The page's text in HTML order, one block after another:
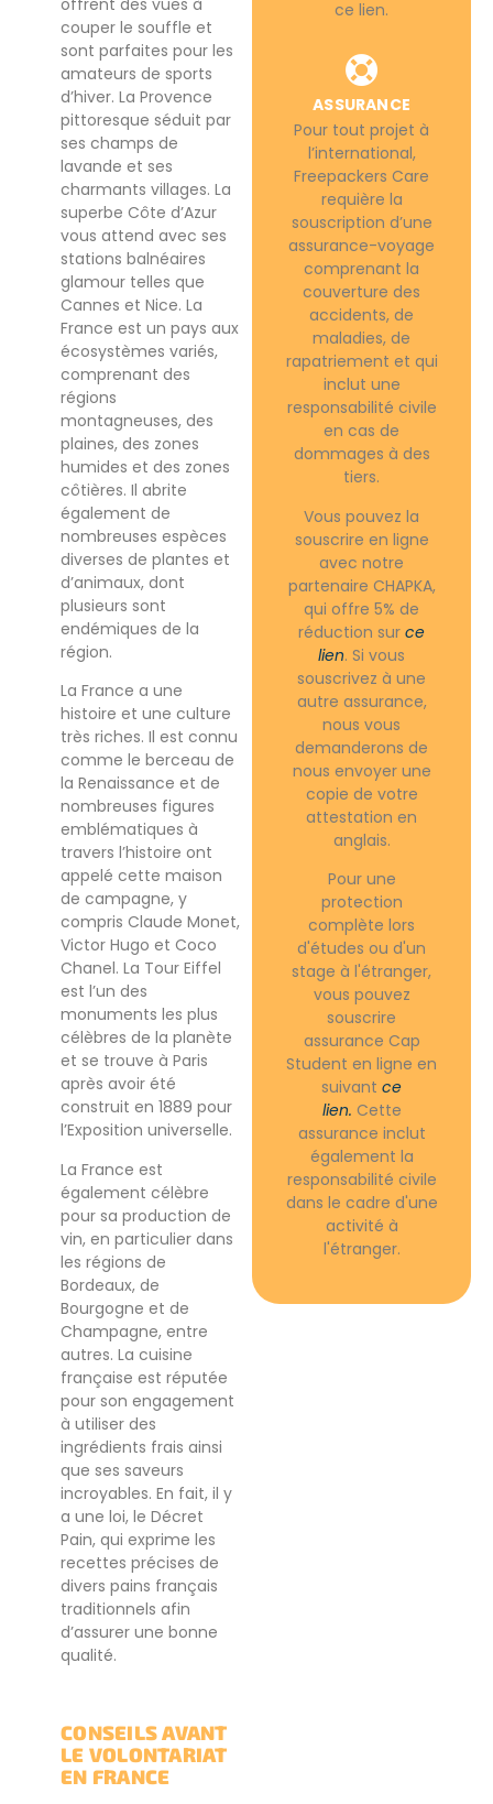
couper le souffle et
sont parfaites pour les
amateurs de sports
d’hiver. La Provence
pittoresque séduit par
ses champs de
lavande et ses
charmants villages. La
superbe Côte d’Azur
vous attend avec ses
stations balnéaires
glamour telles que
Cannes et Nice. La
France est un pays aux
écosystèmes variés,
comprenant des
régions
montagneuses, des
plaines, des zones
humides et des zones
côtières. Il abrite
également de
nombreuses espèces
diverses de plantes et
d’animaux, dont
plusieurs sont
endémiques de la
région.
La France a une
histoire et une culture
très riches. Il est connu
comme le berceau de
la Renaissance et de
nombreuses figures
emblématiques à
travers l’histoire ont
appelé cette maison
de campagne, y
compris Claude Monet,
Victor Hugo et Coco
Chanel. La Tour Eiffel
est l’un des
monuments les plus
célèbres de la planète
et se trouve à Paris
après avoir été
construit en 1889 pour
l’Exposition universelle.
La France est
également célèbre
pour sa production de
vin, en particulier dans
les régions de
Bordeaux, de
Bourgogne et de
Champagne, entre
autres. La cuisine
française est réputée
pour son engagement
à utiliser des
ingrédients frais ainsi
que ses saveurs
incroyables. En fait, il y
a une loi, le Décret
Pain, qui exprime les
recettes précises de
divers pains français
traditionnels afin
d’assurer une bonne
qualité.
CONSEILS AVANT
LE VOLONTARIAT
EN FRANCE
ce lien.
ASSURANCE
Pour tout projet à
l’international,
Freepackers Care
requière la
souscription d’une
assurance-voyage
comprenant la
couverture des
accidents, de
maladies, de
rapatriement et qui
inclut une
responsabilité civile
en cas de
dommages à des
tiers.
Vous pouvez la
souscrire en ligne
avec notre
partenaire CHAPKA,
qui offre 5% de
réduction surce
lien. Si vous
souscrivez à une
autre assurance,
nous vous
demanderons de
nous envoyer une
copie de votre
attestation en
anglais.
Pour une
protection
complète lors
d'études ou d'un
stage à l'étranger,
vous pouvez
souscrire
assurance Cap
Student en ligne en
suivant ce
lien. Cette
assurance inclut
également la
responsabilité civile
dans le cadre d'une
activité à
l'étranger.